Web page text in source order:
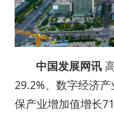
中国发展网讯
29.2%、数字经济
保产业增加值增长